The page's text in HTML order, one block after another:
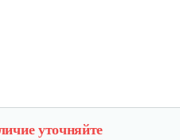
уточняйте